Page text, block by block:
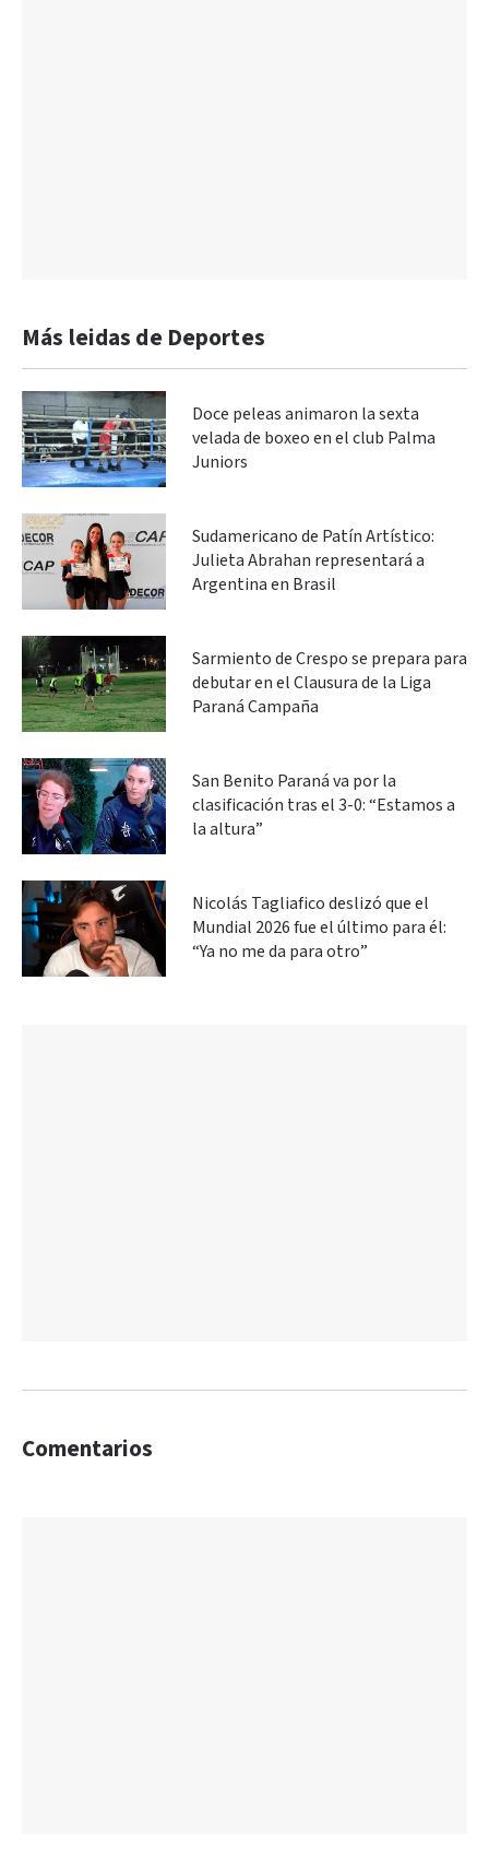
Más leidas de Deportes
Doce peleas animaron la sexta
velada de boxeo en el club Palma
Juniors
Sudamericano de Patín Artístico:
Julieta Abrahan representará a
Argentina en Brasil
Sarmiento de Crespo se prepara para
debutar en el Clausura de la Liga
Paraná Campaña
San Benito Paraná va por la
clasificación tras el 3-0: “Estamos a
la altura”
Nicolás Tagliafico deslizó que el
Mundial 2026 fue el último para él:
“Ya no me da para otro”
Comentarios